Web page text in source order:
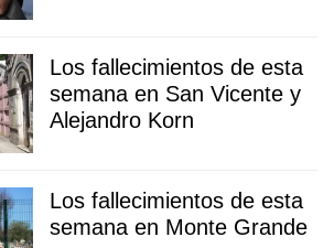
Los fallecimientos de esta
semana en San Vicente y
Alejandro Korn
Los fallecimientos de esta
semana en Monte Grande